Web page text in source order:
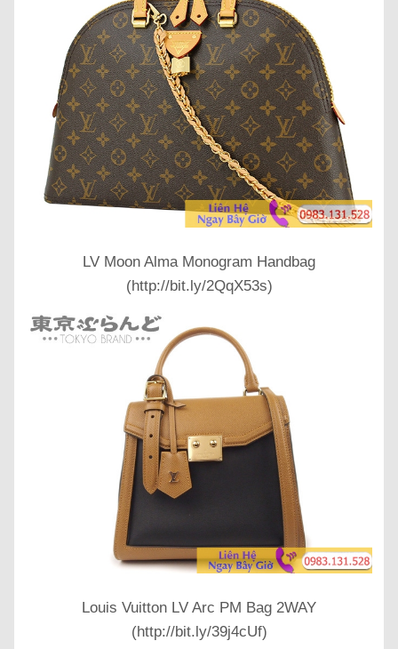
LV Moon Alma Monogram Handbag
(http://bit.ly/2QqX53s)
Louis Vuitton LV Arc PM Bag 2WAY
(http://bit.ly/39j4cUf)